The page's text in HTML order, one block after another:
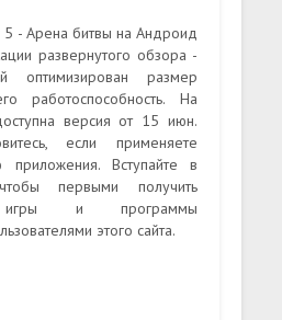
5 - Арена битвы на Андроид
развернутого обзора -
оптимизирован размер
работоспособность. На
версия от 15 июн.
если применяете
Вступайте в
первыми получить
игры и программы
этого сайта.